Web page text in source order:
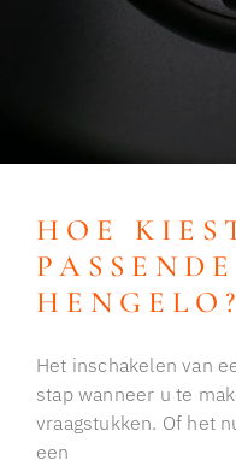
HOE
HENGELO?
Het inschakelen van
stap wanneer u te
vraagstukken. Of het
een